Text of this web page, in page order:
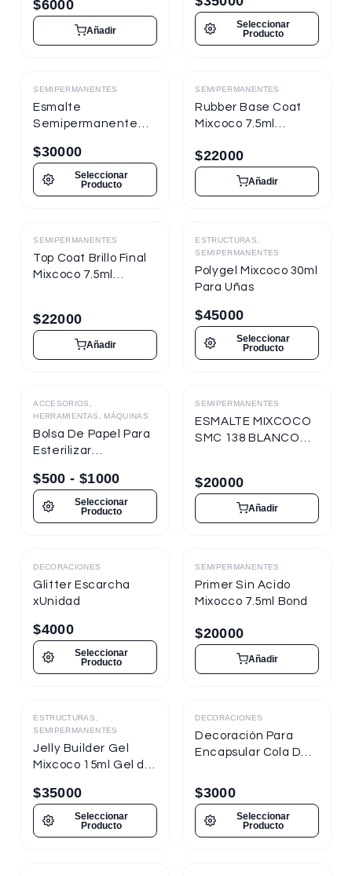
$6000
Añadir
Seleccionar
Producto
Destacado
SEMIPERMANENTES
Esmalte
Semipermanente
Semitraslúcido 15ml
para Uñas
$30000
Seleccionar
Producto
Destacado
SEMIPERMANENTES
Rubber Base Coat
Mixcoco 7.5ml
para Uñas
$22000
Añadir
Destacado
SEMIPERMANENTES
Top Coat Brillo Final
Mixcoco 7.5ml
$22000
Añadir
Destacado
ESTRUCTURAS,
SEMIPERMANENTES
Polygel Mixcoco 30ml
Para Uñas
$45000
Seleccionar
Producto
ACCESORIOS,
HERRAMIENTAS, MÁQUINAS
Bolsa De Papel Para
Esterilizar
$500 - $1000
Seleccionar
Producto
Destacado
SEMIPERMANENTES
ESMALTE MIXCOCO
SMC 138 BLANCO
$20000
Añadir
Destacado
DECORACIONES
Glitter Escarcha
xUnidad
$4000
Seleccionar
Producto
Destacado
SEMIPERMANENTES
Primer Sin Acido
Mixocco 7.5ml Bond
$20000
Añadir
ESTRUCTURAS,
SEMIPERMANENTES
Jelly Builder Gel
Mixcoco 15ml Gel de
$35000
Seleccionar
Producto
DECORACIONES
Decoración Para
Encapsular Cola De
$3000
Seleccionar
Producto